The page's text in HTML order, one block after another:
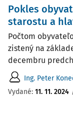
Pokles
starostu a
Počtom
zistený na
decembru
Ing. Peter
Vydané: 11. 11. 2024